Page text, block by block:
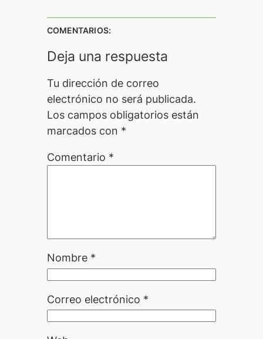
COMENTARIOS:
Deja una respuesta
Tu dirección de correo
electrónico no será publicada.
Los campos obligatorios están
marcados con *
Comentario *
Nombre *
Correo electrónico *